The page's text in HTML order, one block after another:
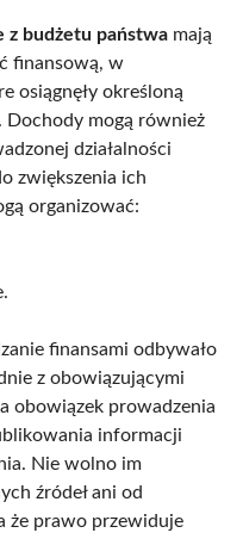
z budżetu państwa mają
finansową, w
osiągnęły określoną
Dochody mogą również
działalności
zwiększenia ich
organizować:
finansami odbywało
z obowiązującymi
obowiązek prowadzenia
informacji
Nie wolno im
źródeł ani od
że prawo przewiduje